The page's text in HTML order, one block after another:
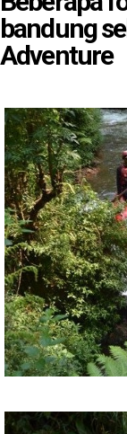
bandung
Adventure